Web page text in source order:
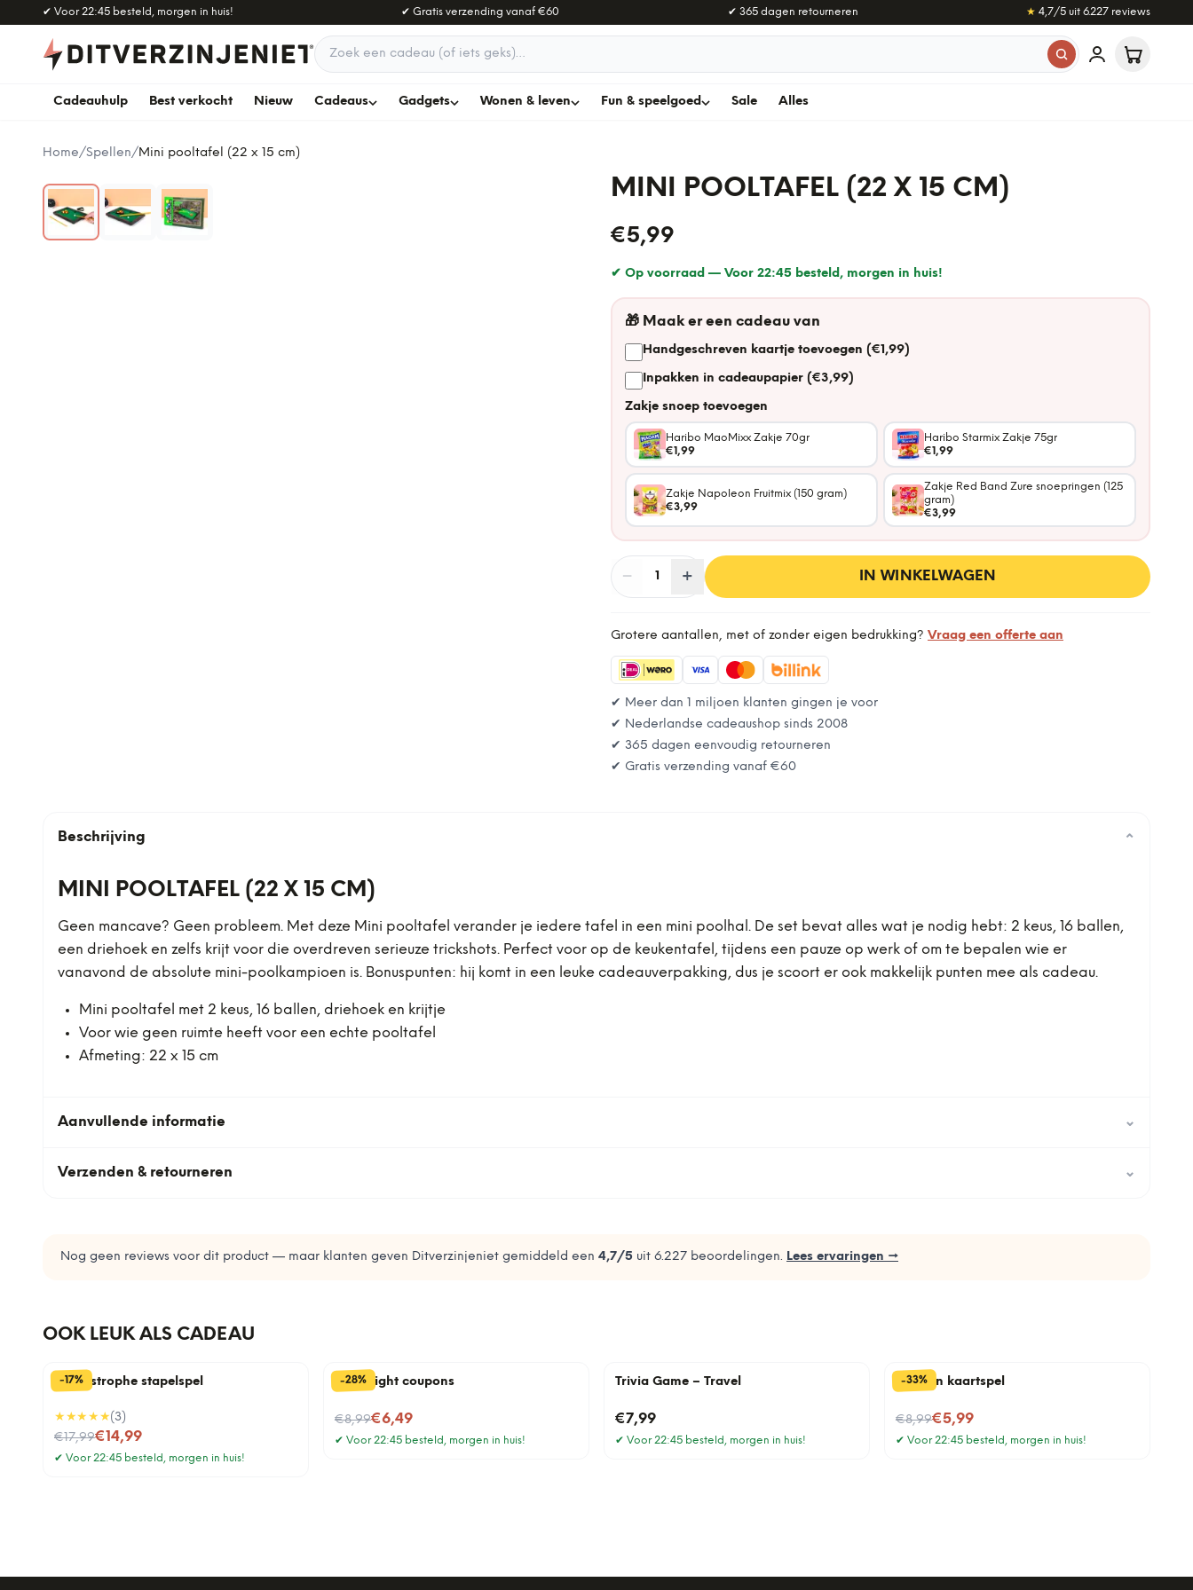
Naar hoofdinhoud
✔ Voor 22:45 besteld, morgen in huis! ✔ Gratis verzending vanaf€60 ✔ 365 dagen retourneren ★ 4,7/5 uit 6.227reviews
Zoek een cadeau
Cadeauhulp Best verkocht Nieuw Cadeaus Gadgets Wonen & leven Fun & speelgoed Sale Alles
Home/Spellen/Mini pooltafel (22 x 15 cm)
MINI POOLTAFEL (22 X 15 CM)
€5,99
✔ Op voorraad — Voor 22:45 besteld, morgen in huis!
🎁 Maak er een cadeau van
Handgeschreven kaartje toevoegen (€1,99)
Inpakken in cadeaupapier (€3,99)
Zakje snoep toevoegen
Haribo MaoMixx Zakje 70gr
€1,99
Haribo Starmix Zakje 75gr
€1,99
Zakje Napoleon Fruitmix (150 gram)
€3,99
Zakje Red Band Zure snoepringen (125
gram)
€3,99
− Aantal
1 + IN WINKELWAGEN
Grotere aantallen, met of zonder eigen bedrukking? Vraag een offerte aan
✔ Meer dan 1 miljoen klanten gingen je voor
✔ Nederlandse cadeaushop sinds 2008
✔ 365 dagen eenvoudig retourneren
✔ Gratis verzending vanaf €60
Beschrijving ⌄
MINI POOLTAFEL (22 X 15 CM)
Geen mancave? Geen probleem. Met deze Mini pooltafel verander je iedere tafel in een mini poolhal. De set bevat alles wat je nodig hebt: 2 keus, 16 ballen,
een driehoek en zelfs krijt voor die overdreven serieuze trickshots. Perfect voor op de keukentafel, tijdens een pauze op werk of om te bepalen wie er
vanavond de absolute mini-poolkampioen is. Bonuspunten: hij komt in een leuke cadeauverpakking, dus je scoort er ook makkelijk punten mee als cadeau.
Mini pooltafel met 2 keus, 16 ballen, driehoek en krijtje
Voor wie geen ruimte heeft voor een echte pooltafel
Afmeting: 22 x 15 cm
Aanvullende informatie ⌄
Verzenden & retourneren ⌄
Nog geen reviews voor dit product — maar klanten geven Ditverzinjeniet gemiddeld een 4,7/5 uit 6.227 beoordelingen. Lees ervaringen →
OOK LEUK ALS CADEAU
-17%
Cat-astrophe stapelspel
★★★★★(3)
€17,99
Nu voor€14,99
✔ Voor 22:45 besteld, morgen in huis!
-28%
Date night coupons
€8,99
Nu voor€6,49
✔ Voor 22:45 besteld, morgen in huis!
Trivia Game – Travel
€7,99
✔ Voor 22:45 besteld, morgen in huis!
-33%
Gouden kaartspel
€8,99
Nu voor€5,99
✔ Voor 22:45 besteld, morgen in huis!